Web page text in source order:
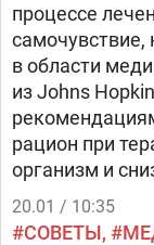
процессе
самочувствие,
в области
из Johns
рацион при
организм и
20.01 / 10:35
СОВЕТЫ